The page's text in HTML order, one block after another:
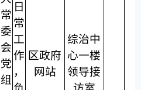
常
委
会
党
组
日
常
工
作
，
区政府
网站
综治中
心一楼
领导接